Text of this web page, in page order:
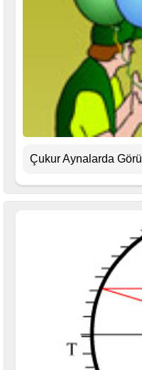
Çukur Aynalarda